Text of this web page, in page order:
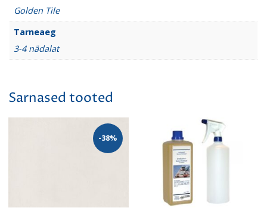
Golden Tile
Tarneaeg
3-4 nädalat
Sarnased tooted
-38%